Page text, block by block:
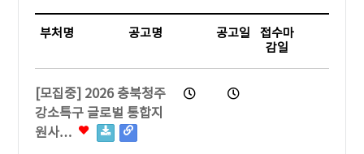
부처명 공고명 공고일
접수마
감일
[모집중] 2026 충북청주
강소특구 글로벌 통합지
원사…